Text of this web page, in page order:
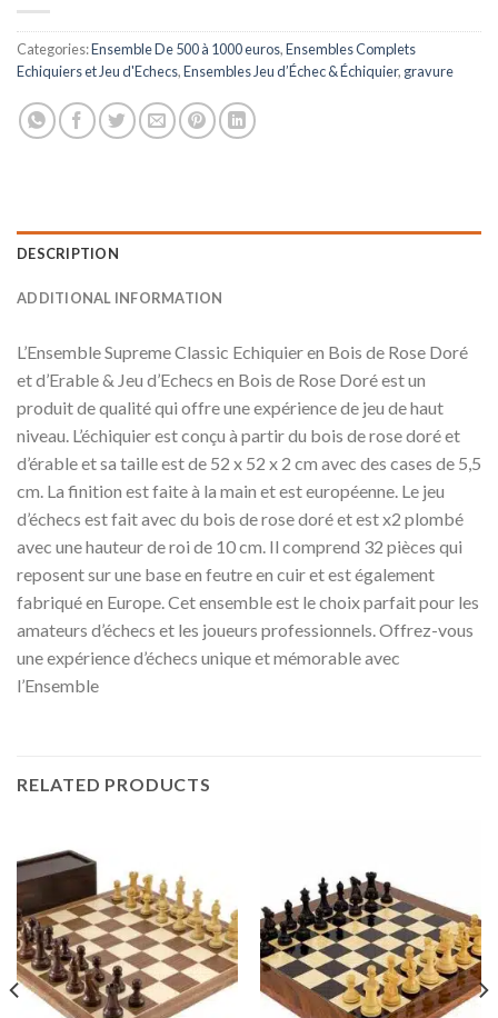
Categories:Ensemble De 500 à 1000 euros,Ensembles Complets
Echiquiers et Jeu d'Echecs,Ensembles Jeu d’Échec & Échiquier, gravure
DESCRIPTION
ADDITIONAL INFORMATION
L’Ensemble Supreme Classic Echiquier en Bois de Rose Doré
et d’Erable & Jeu d’Echecs en Bois de Rose Doré est un
produit de qualité qui offre une expérience de jeu de haut
niveau. L’échiquier est conçu à partir du bois de rose doré et
d’érable et sa taille est de 52 x 52 x 2 cm avec des cases de 5,5
cm. La finition est faite à la main et est européenne. Le jeu
d’échecs est fait avec du bois de rose doré et est x2 plombé
avec une hauteur de roi de 10 cm. Il comprend 32 pièces qui
reposent sur une base en feutre en cuir et est également
fabriqué en Europe. Cet ensemble est le choix parfait pour les
amateurs d’échecs et les joueurs professionnels. Offrez-vous
une expérience d’échecs unique et mémorable avec
l’Ensemble
RELATED PRODUCTS